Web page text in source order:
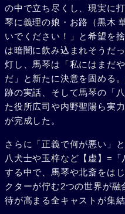
の中で立ち尽くし、現実に
琴に義理の娘・お路（黒木
いでください！」と希望を
は暗闇に飲み込まれそうだ
灯し、馬琴は「私にはまだ
だ」と新たに決意を固める
跡の実話、そして馬琴の「
た役所広司や内野聖陽ら実
が完成した。
さらに「正義で何が悪い」
八犬士や玉梓など【虚】=
する中で、馬琴や北斎をは
クターが佇む2つの世界が
待が高まる全キャストが集